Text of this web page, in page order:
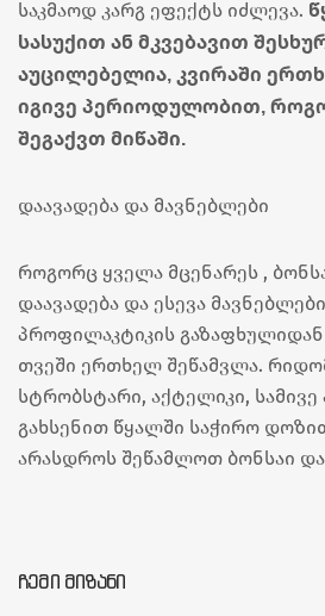
საკმაოდ კარგ ეფექტს იძლევა.
სასუქით ან მკვებავით
აუცილებელია, კვირაში
იგივე პერიოდულობით,
შეგაქვთ მიწაში.
დაავადება და მავნებლები
როგორც ყველა მცენარეს ,
დაავადება და ესევა
პროფილაკტიკის
თვეში ერთხელ შეწამვლა.
სტრობსტარი, აქტელიკი,
გახსენით წყალში საჭირო
არასდროს შეწამლოთ ბონსაი
ᲩᲔᲛᲘ ᲛᲘᲖᲐᲜᲘ